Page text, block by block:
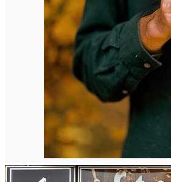
Închirieri auto
Închirieri biciclete
Taxi
Încărcare vehicule electrice